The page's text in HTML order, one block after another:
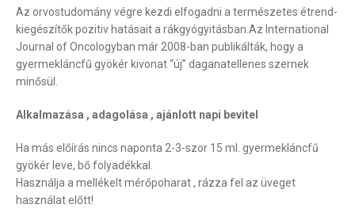
Az orvostudomány végre kezdi elfogadni a természetes étrend-
kiegészítők pozitiv hatásait a rákgyógyitásban.Az International
Journal of Oncologyban már 2008-ban publikálták, hogy a
gyermekláncfű gyökér kivonat “új” daganatellenes szernek
minősül.
Alkalmazása , adagolása , ajánlott napi bevitel
Ha más előírás nincs naponta 2-3-szor 15 ml. gyermekláncfű
gyökér leve, bő folyadékkal.
Használja a mellékelt mérőpoharat , rázza fel az üveget
használat előtt!